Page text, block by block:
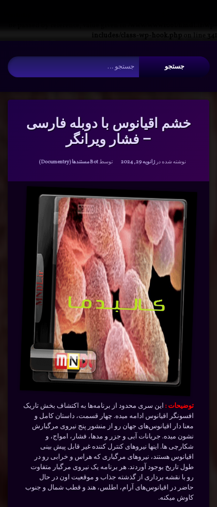
محتوا
آرشیو
جستجو برای:
خشم اقیانوس با دوبله فارسی
– فشار ویرانگر
نوشته شده درژانویه 29, 2024 توسطBotدسته بندی ها:
مستندها (Documentry)
توضیحات : این سری محدود از برنامه‌ها به اکتشاف بخش تاریک
افسونگر اقیانوس ادامه میده. چهار قسمت، داستان کامل و
معنا دار اقیانوس‌های جهان رو از منشور پنج نیروی مرگبارش
نشون میده. جریانات آبی و جزر و مدها، فشار، امواج، و
شکارچی ها. اینها نیروهای کنترل کننده غیر قابل پیش بینی
اقیانوس هستند، نیروهای مرگباری که هراس و خرابی رو در
طول تاریخ بوجود آوردند. هر برنامه یک نیروی مرگبار متفاوت
رو با نقشه برداری از گذشته جذاب و موقعیت اون در حال
حاضر در اقیانوس‌های آرام، اطلس، هند و قطب شمال و جنوب
کاوش میکنه.